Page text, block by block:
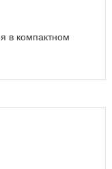
в компактном